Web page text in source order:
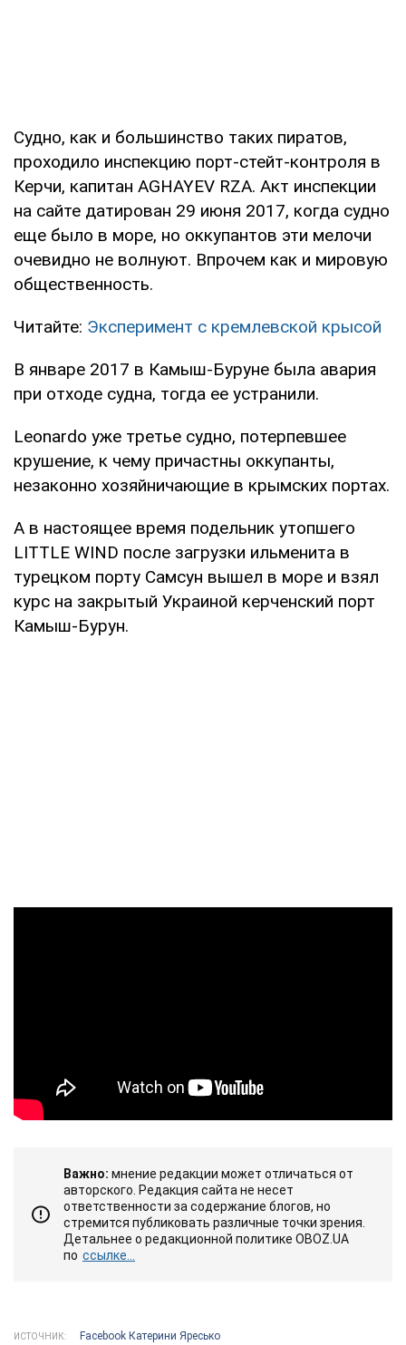
Судно, как и большинство таких пиратов,
проходило инспекцию порт-стейт-контроля в
Керчи, капитан AGHAYEV RZA. Акт инспекции
на сайте датирован 29 июня 2017, когда судно
еще было в море, но оккупантов эти мелочи
очевидно не волнуют. Впрочем как и мировую
общественность.
Читайте: Эксперимент с кремлевской крысой
В январе 2017 в Камыш-Буруне была авария
при отходе судна, тогда ее устранили.
Leonardo уже третье судно, потерпевшее
крушение, к чему причастны оккупанты,
незаконно хозяйничающие в крымских портах.
А в настоящее время подельник утопшего
LITTLE WIND после загрузки ильменита в
турецком порту Самсун вышел в море и взял
курс на закрытый Украиной керченский порт
Камыш-Бурун.
Важно: мнение редакции может отличаться от
авторского. Редакция сайта не несет
ответственности за содержание блогов, но
стремится публиковать различные точки зрения.
Детальнее о редакционной политике OBOZ.UA
по ссылке...
ИСТОЧНИК: Facebook Катерини Яресько